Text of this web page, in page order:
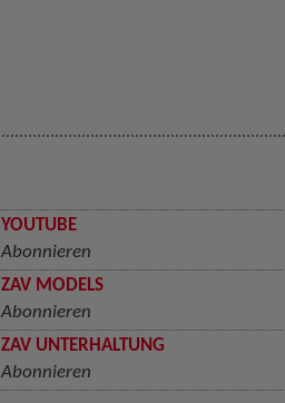
YOUTUBE
Abonnieren
ZAV MODELS
Abonnieren
ZAV UNTERHALTUNG
Abonnieren